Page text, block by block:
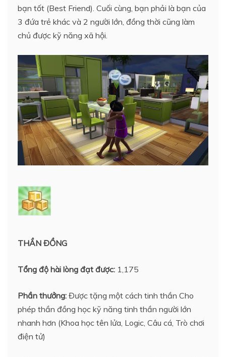
bạn tốt (Best Friend). Cuối cùng, bạn phải là bạn của
3 đứa trẻ khác và 2 người lớn, đồng thời cũng làm
chủ được kỹ năng xã hội.
THẦN ĐỒNG
Tổng độ hài lòng đạt được: 1,175
Phần thưởng: Được tặng một cách tinh thần Cho
phép thần đồng học kỹ năng tinh thần người lớn
nhanh hơn (Khoa học tên lửa, Logic, Câu cá, Trò chơi
điện tử)